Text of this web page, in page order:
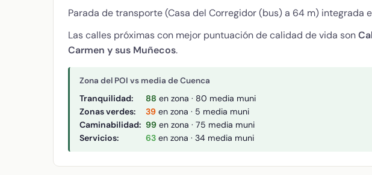
Parada de transporte (Casa del Corregidor (bus) a 64 m) integrada
Las calles próximas con mejor puntuación de calidad de vida son
Carmen y sus Muñecos.
Zona del POI vs media de Cuenca
Tranquilidad: 88 en zona · 80 media muni
Zonas verdes: 39 en zona · 5 media muni
Caminabilidad: 99 en zona · 75 media muni
Servicios: 63 en zona · 34 media muni